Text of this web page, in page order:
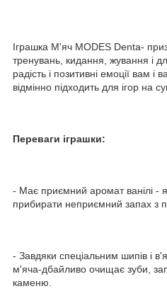
Іграшка М'яч MODES Denta-
тренувань, кидання, жування і
радість і позитивні емоції вам
відмінно підходить для ігор на
Переваги іграшки:
- Має приємний аромат ванілі -
прибирати неприємний запах з
- Завдяки спеціальним шипів і
м'яча-дбайливо очищає зуби,
каменю.